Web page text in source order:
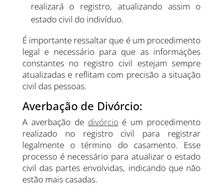
realizará o registro, atualizando assim o
estado civil do indivíduo.
É importante ressaltar que é um procedimento
legal e necessário para que as informações
constantes no registro civil estejam sempre
atualizadas e reflitam com precisão a situação
civil das pessoas.
Averbação de Divórcio:
A averbação de divórcio é um procedimento
realizado no registro civil para registrar
legalmente o término do casamento. Esse
processo é necessário para atualizar o estado
civil das partes envolvidas, indicando que não
estão mais casadas.